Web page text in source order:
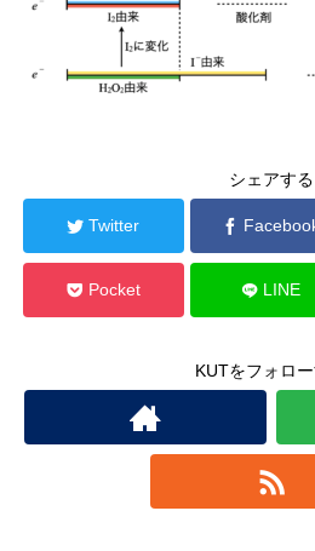
シェアする
Twitter
Pocket LINE
KUTをフォロ